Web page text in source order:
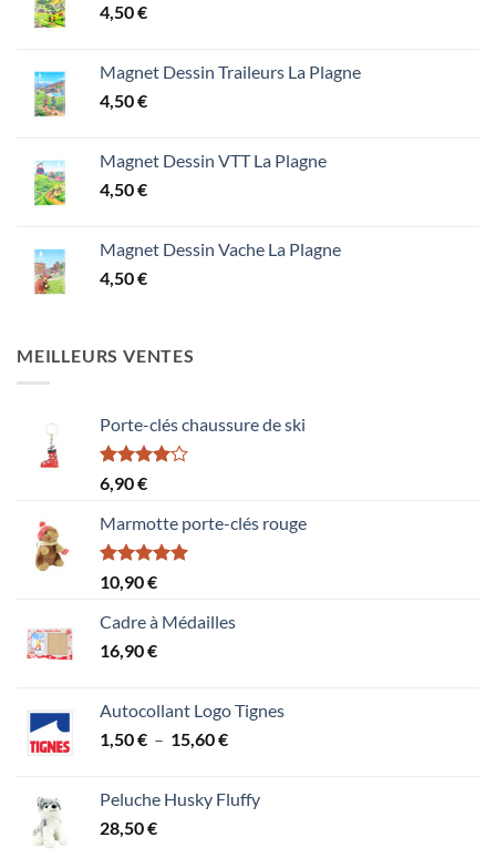
4,50€
Magnet Dessin Traileurs La Plagne
4,50€
Magnet Dessin VTT La Plagne
4,50€
Magnet Dessin Vache La Plagne
4,50€
MEILLEURS VENTES
Porte-clés chaussure de ski
Note
4.00
5
6,90€
Marmotte porte-clés rouge
Note5.00
sur 5
10,90€
Cadre à Médailles
16,90€
Autocollant Logo Tignes
1,50€ – 15,60€Plage
1,50 €
Peluche Husky Fluffy
28,50€